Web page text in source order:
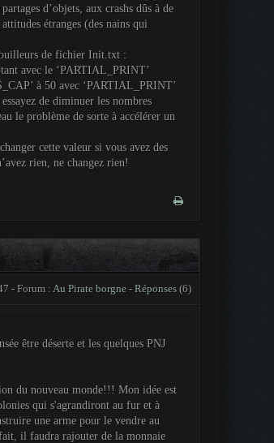
d’objets, aux crashs dûs à de
étranges (des nains qui
de fichier Init.txt :
avec le ‘PARTIAL_PRINT’
à 50 avec ‘PARTIAL_PRINT’
de diminuer les nombres
le problème de sorte à accélérer un
cette valeur si vous avez des
rien, ne changez rien!
- Forum : Au Pirate borgne - Réponses(6)
être déserte et les quelques PNJ
du nouveau monde!!! Mon idée est
qui s'agrandiront au fur et à
une arme pour le vendre au
il faudra rajouter de la monnaie